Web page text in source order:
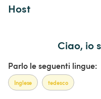
Host
Ciao, io
Parlo le seguenti lingue:
Inglese tedesco